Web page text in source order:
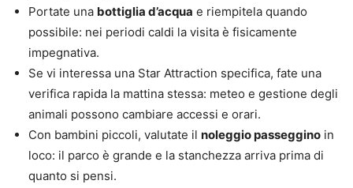
Portate una bottiglia d’acqua e riempitela quando
possibile: nei periodi caldi la visita è fisicamente
impegnativa.
Se vi interessa una Star Attraction specifica, fate una
verifica rapida la mattina stessa: meteo e gestione degli
animali possono cambiare accessi e orari.
Con bambini piccoli, valutate il noleggio passeggino in
loco: il parco è grande e la stanchezza arriva prima di
quanto si pensi.